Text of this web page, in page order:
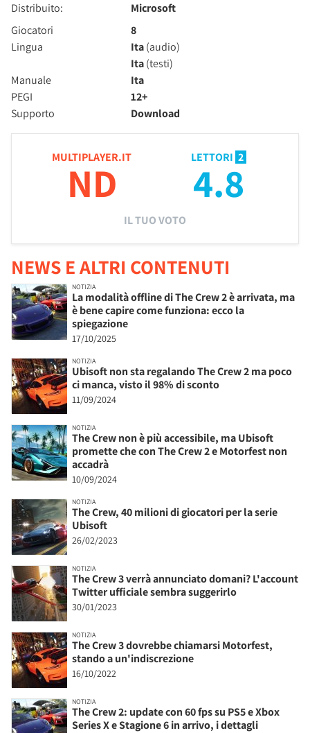
Distribuito:
Microsoft
Giocatori
8
Lingua
Ita(audio)
Ita(testi)
Manuale
Ita
PEGI
12+
Supporto
Download
MULTIPLAYER.IT
ND
LETTORI 2
4.8
IL TUO VOTO
NEWS E ALTRI CONTENUTI
NOTIZIA
La modalità offline di The Crew 2 è arrivata, ma
è bene capire come funziona: ecco la
spiegazione
17/10/2025
NOTIZIA
Ubisoft non sta regalando The Crew 2 ma poco
ci manca, visto il 98% di sconto
11/09/2024
NOTIZIA
The Crew non è più accessibile, ma Ubisoft
promette che con The Crew 2 e Motorfest non
accadrà
10/09/2024
NOTIZIA
The Crew, 40 milioni di giocatori per la serie
Ubisoft
26/02/2023
NOTIZIA
The Crew 3 verrà annunciato domani? L'account
Twitter ufficiale sembra suggerirlo
30/01/2023
NOTIZIA
The Crew 3 dovrebbe chiamarsi Motorfest,
stando a un'indiscrezione
16/10/2022
NOTIZIA
The Crew 2: update con 60 fps su PS5 e Xbox
Series X e Stagione 6 in arrivo, i dettagli